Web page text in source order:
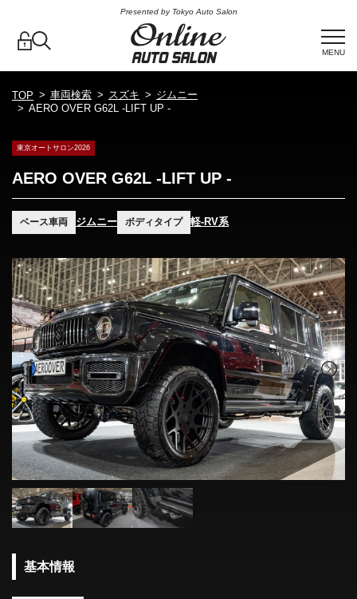
Presented by Tokyo Auto Salon
MENU
TOP 車両検索 スズキ
ジムニー
AERO OVER G62L -LIFT UP -
東京オートサロン2026
AERO OVER G62L -LIFT UP -
ベース車両 ジムニー ボディタイプ 軽-RV系
基本情報